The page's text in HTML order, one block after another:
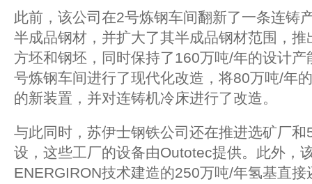
此前，该公司在2号炼钢车间翻新了一条连铸
半成品钢材，并扩大了其半成品钢材范围，
方坯和钢坯，同时保持了160万吨/年的设计
号炼钢车间进行了现代化改造，将80万吨/年
的新装置，并对连铸机冷床进行了改造。
与此同时，苏伊士钢铁公司还在推进选矿厂
设，这些工厂的设备由Outotec提供。此外，
ENERGIRON技术建造的250万吨/年氢基直